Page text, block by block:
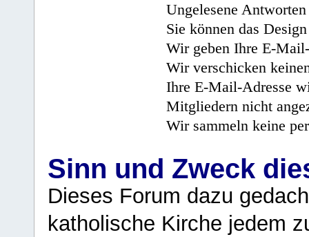
Ungelesene
Sie können das
Wir geben Ihre E-
Wir verschicken
Ihre E-Mail-Adresse
Mitgliedern nicht
Wir sammeln keine
Sinn und Zweck
Dieses Forum dazu
katholische Kirche jedem